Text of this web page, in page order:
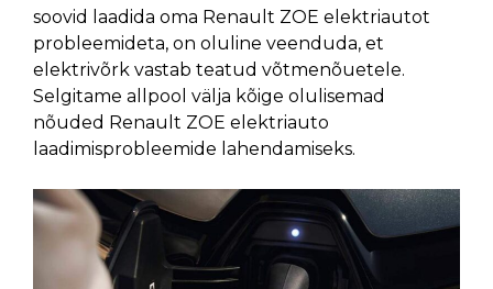
soovid laadida oma Renault ZOE elektriautot
probleemideta, on oluline veenduda, et
elektrivõrk vastab teatud võtmenõuetele.
Selgitame allpool välja kõige olulisemad
nõuded Renault ZOE elektriauto
laadimisprobleemide lahendamiseks.